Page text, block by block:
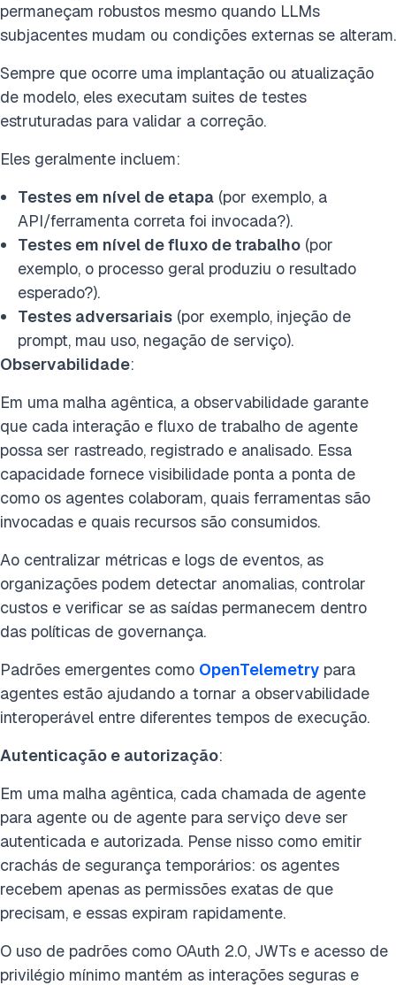
permaneçam robustos mesmo quando LLMs
subjacentes mudam ou condições externas se alteram.
Sempre que ocorre uma implantação ou atualização
de modelo, eles executam suites de testes
estruturadas para validar a correção.
Eles geralmente incluem:
Testes em nível de etapa (por exemplo, a
API/ferramenta correta foi invocada?).
Testes em nível de fluxo de trabalho (por
exemplo, o processo geral produziu o resultado
esperado?).
Testes adversariais (por exemplo, injeção de
prompt, mau uso, negação de serviço).
Observabilidade:
Em uma malha agêntica, a observabilidade garante
que cada interação e fluxo de trabalho de agente
possa ser rastreado, registrado e analisado. Essa
capacidade fornece visibilidade ponta a ponta de
como os agentes colaboram, quais ferramentas são
invocadas e quais recursos são consumidos.
Ao centralizar métricas e logs de eventos, as
organizações podem detectar anomalias, controlar
custos e verificar se as saídas permanecem dentro
das políticas de governança.
Padrões emergentes como OpenTelemetry para
agentes estão ajudando a tornar a observabilidade
interoperável entre diferentes tempos de execução.
Autenticação e autorização:
Em uma malha agêntica, cada chamada de agente
para agente ou de agente para serviço deve ser
autenticada e autorizada. Pense nisso como emitir
crachás de segurança temporários: os agentes
recebem apenas as permissões exatas de que
precisam, e essas expiram rapidamente.
O uso de padrões como OAuth 2.0, JWTs e acesso de
privilégio mínimo mantém as interações seguras e